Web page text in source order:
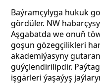
Baýramçylyga hukuk
gördüler. NW
Aşgabatda we onuň
goşun gözegçilikleri
akademiýasyny
güýçlendirilipdir.
işgärleri ýaşaýyş